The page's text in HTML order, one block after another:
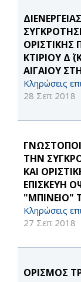
ΟΡΙΣΤΙΚΗΣ
ΚΤΙΡΙΟΥ Δ΄
ΑΙΓΑΙΟΥ
Κληρώσεις
28 Σεπ 2018
ΤΗΝ
ΚΑΙ
ΕΠΙΣΚΕΥΗ
"ΜΠΙΝΕΙΟ"
Κληρώσεις
27 Σεπ 2018
ΟΡΙΣΜΟΣ